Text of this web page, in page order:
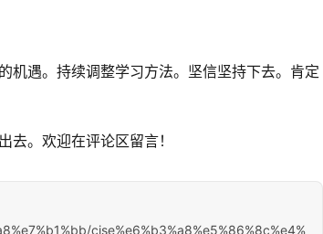
机遇。持续调整学习方法。坚信坚持下去。肯定
。欢迎在评论区留言！
cise%e6%b3%a8%e5%86%8c%e4%